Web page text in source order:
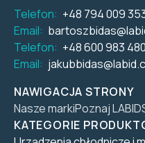
Telefon: +48 794 009
Email:
Telefon: +48 600 983 480
Email:
NAWIGACJA STRONY
Nasze markiPoznaj LABID
KATEGORIE